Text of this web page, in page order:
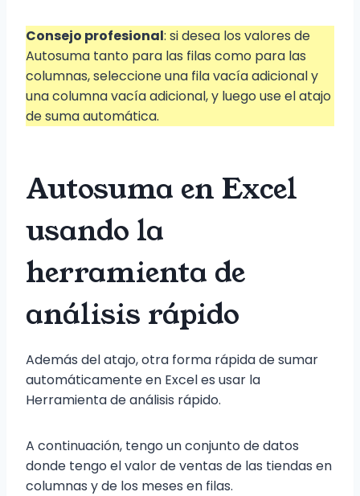
Consejo profesional: si desea los valores de
Autosuma tanto para las filas como para las
columnas, seleccione una fila vacía adicional y
una columna vacía adicional, y luego use el atajo
de suma automática.
Autosuma en Excel
usando la
herramienta de
análisis rápido
Además del atajo, otra forma rápida de sumar
automáticamente en Excel es usar la
Herramienta de análisis rápido.
A continuación, tengo un conjunto de datos
donde tengo el valor de ventas de las tiendas en
columnas y de los meses en filas.